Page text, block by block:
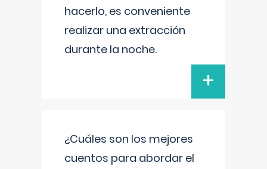
hacerlo, es conveniente
realizar una extracción
durante la noche.
+
¿Cuáles son los mejores
cuentos para abordar el